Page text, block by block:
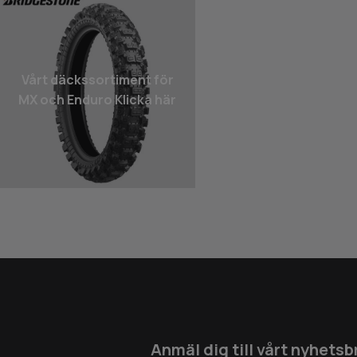
Vårt däcks­sortiment för
MX och Enduro Klicka här
Anmäl dig till vårt